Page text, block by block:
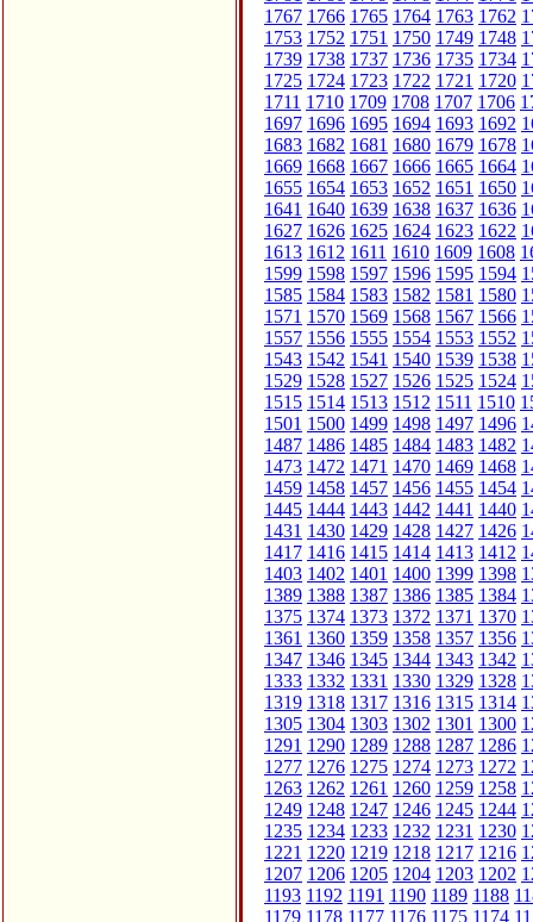
1767 1766 1765 1764 1763 1762
1753 1752 1751 1750 1749 1748
1739 1738 1737 1736 1735 1734
1725 1724 1723 1722 1721 1720
1711 1710 1709 1708 1707 1706
1697 1696 1695 1694 1693 1692
1683 1682 1681 1680 1679 1678
1669 1668 1667 1666 1665 1664
1655 1654 1653 1652 1651 1650
1641 1640 1639 1638 1637 1636
1627 1626 1625 1624 1623 1622
1613 1612 1611 1610 1609 1608
1599 1598 1597 1596 1595 1594
1585 1584 1583 1582 1581 1580
1571 1570 1569 1568 1567 1566
1557 1556 1555 1554 1553 1552
1543 1542 1541 1540 1539 1538
1529 1528 1527 1526 1525 1524
1515 1514 1513 1512 1511 1510
1501 1500 1499 1498 1497 1496
1487 1486 1485 1484 1483 1482
1473 1472 1471 1470 1469 1468
1459 1458 1457 1456 1455 1454
1445 1444 1443 1442 1441 1440
1431 1430 1429 1428 1427 1426
1417 1416 1415 1414 1413 1412
1403 1402 1401 1400 1399 1398
1389 1388 1387 1386 1385 1384
1375 1374 1373 1372 1371 1370
1361 1360 1359 1358 1357 1356
1347 1346 1345 1344 1343 1342
1333 1332 1331 1330 1329 1328
1319 1318 1317 1316 1315 1314
1305 1304 1303 1302 1301 1300
1291 1290 1289 1288 1287 1286
1277 1276 1275 1274 1273 1272
1263 1262 1261 1260 1259 1258
1249 1248 1247 1246 1245 1244
1235 1234 1233 1232 1231 1230
1221 1220 1219 1218 1217 1216
1207 1206 1205 1204 1203 1202
1193 1192 1191 1190 1189 1188
1179 1178 1177 1176 1175 1174